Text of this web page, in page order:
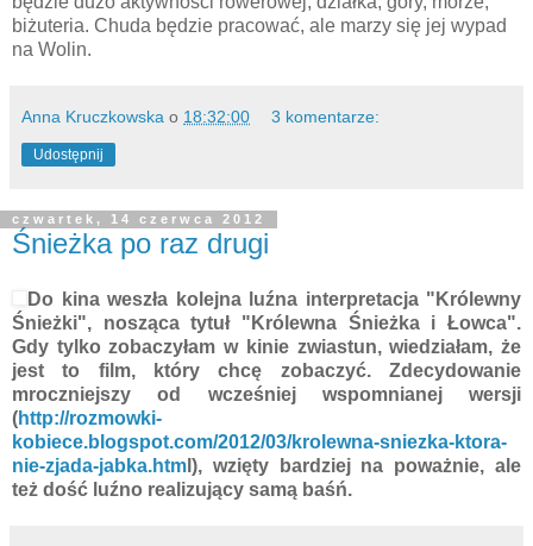
biżuteria. Chuda będzie pracować, ale marzy się jej wypad
na Wolin.
Anna Kruczkowska o 18:32:00 3 komentarze:
Udostępnij
czwartek, 14 czerwca 2012
Śnieżka po raz drugi
Do kina weszła kolejna luźna interpretacja "Królewny
Śnieżki", nosząca tytuł "Królewna Śnieżka i Łowca".
Gdy tylko zobaczyłam w kinie zwiastun, wiedziałam, że
jest to film, który chcę zobaczyć. Zdecydowanie
mroczniejszy od wcześniej wspomnianej wersji
(http://rozmowki-
kobiece.blogspot.com/2012/03/krolewna-sniezka-ktora-
nie-zjada-jabka.htm l), wzięty bardziej na poważnie, ale
też dość luźno realizujący samą baśń.